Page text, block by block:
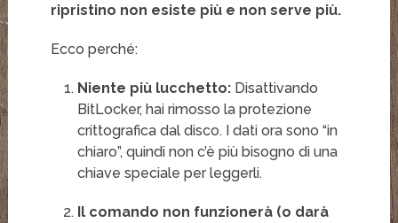
ripristino non esiste più e non serve più.
Ecco perché:
Niente più lucchetto:Disattivando
BitLocker, hai rimosso la protezione
crittografica dal disco. I dati ora sono “in
chiaro”, quindi non c’è più bisogno di una
chiave speciale per leggerli.
Il comando non funzionerà (o darà